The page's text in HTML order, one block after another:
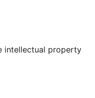
account
intellectual property